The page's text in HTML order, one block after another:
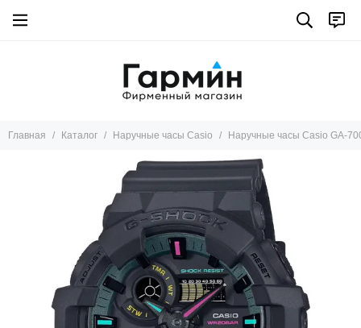
Главная Каталог Наручные часы Casio Наручные часы Casio GA-